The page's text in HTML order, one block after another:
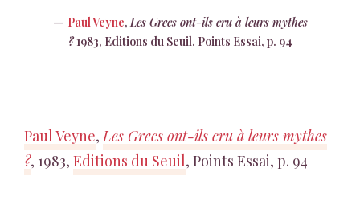
Paul Veyne,Les Grecs ont-ils cru à leurs mythes
?1983, Editions du Seuil, Points Essai, p. 94
Paul Veyne,Les Grecs ont-ils cru à leurs mythes
?, 1983, Editions du Seuil, Points Essai, p. 94